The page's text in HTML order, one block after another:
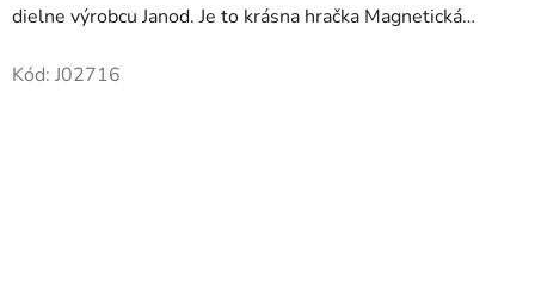
dielne výrobcu Janod. Je to krásna hračka Magnetická
zaujme....
Kód: J02716